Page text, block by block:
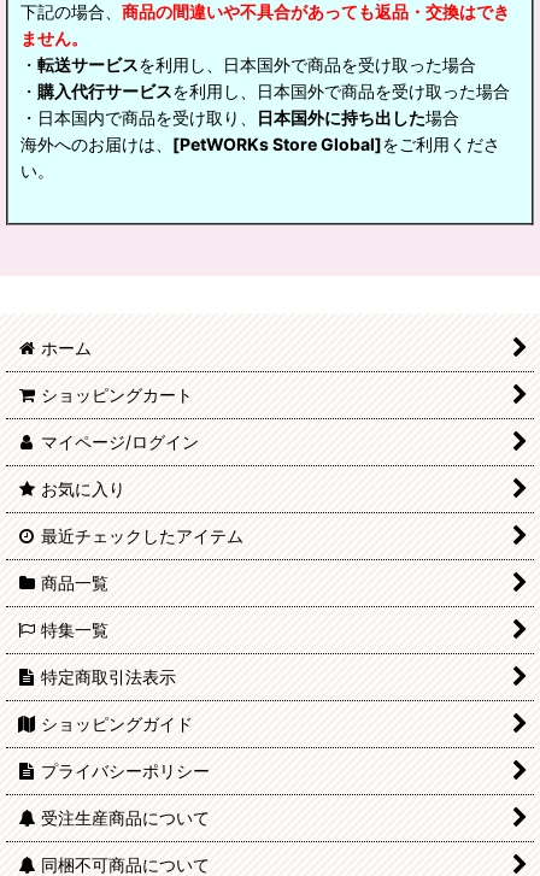
下記の場合、 商品の間違いや不具合があっても返品・交換はでき
ません。
・ 転送サービスを利用し、日本国外で商品を受け取った場合
・ 購入代行サービスを利用し、日本国外で商品を受け取った場合
・日本国内で商品を受け取り、
日本国外に持ち出した場合
海外へのお届けは、 [PetWORKs Store Global]をご利用くださ
い。
ホーム
ショッピングカート
マイページ/ログイン
お気に入り
最近チェックしたアイテム
商品一覧
特集一覧
特定商取引法表示
ショッピングガイド
プライバシーポリシー
受注生産商品について
同梱不可商品について